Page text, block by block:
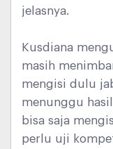
jelasnya.
Kusdiana
masih
mengisi dulu
menunggu
bisa saja
perlu uji